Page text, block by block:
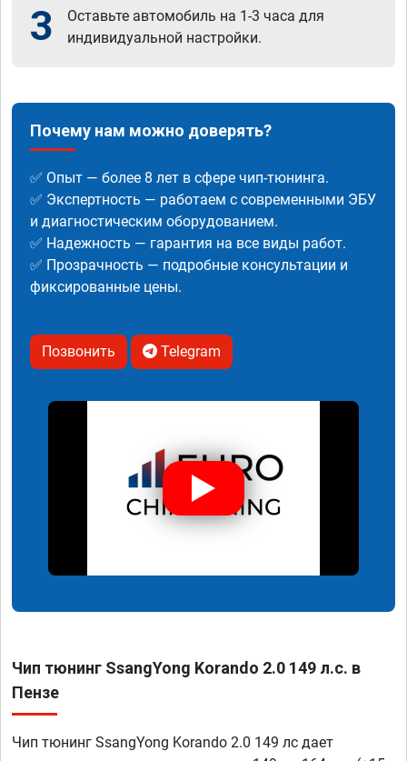
3
Оставьте автомобиль на 1-3 часа для
индивидуальной настройки.
Почему нам можно доверять?
✅ Опыт — более 8 лет в сфере чип-тюнинга.
✅ Экспертность — работаем с современными ЭБУ
и диагностическим оборудованием.
✅ Надежность — гарантия на все виды работ.
✅ Прозрачность — подробные консультации и
фиксированные цены.
Позвонить Telegram
Чип тюнинг SsangYong Korando 2.0 149 л.с. в
Пензе
Чип тюнинг SsangYong Korando 2.0 149 лс дает